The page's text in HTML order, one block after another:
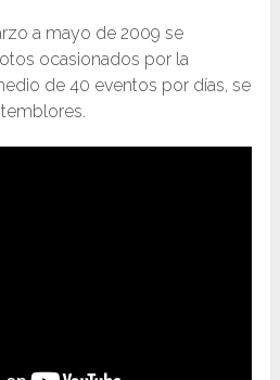
a mayo de 2009 se
ocasionados por la
de 40 eventos por días, se